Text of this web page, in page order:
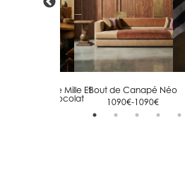
Convertible Mille Et
Nuit 7 Tsar Chocolat
Bout de Canapé Néo
1090€-1090€